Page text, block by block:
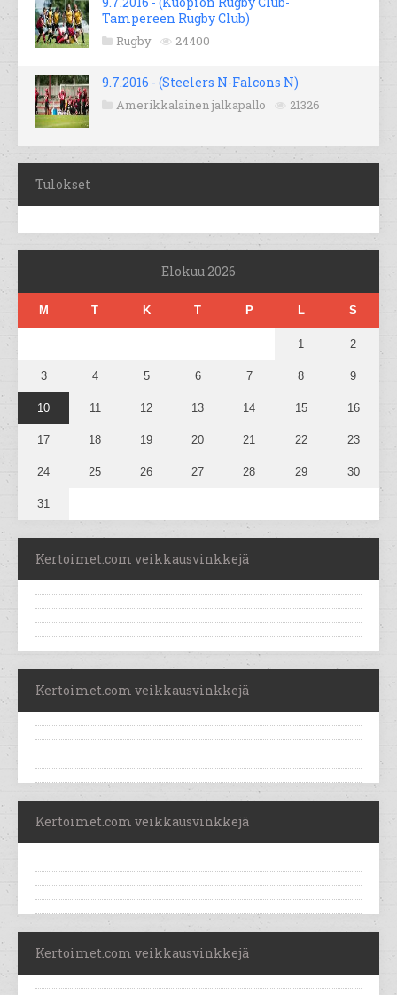
Tampereen Rugby Club)
Rugby 24400
9.7.2016 - (Steelers N-Falcons N)
Amerikkalainen jalkapallo 21326
Tulokset
Elokuu 2026
M T K T P L S
1 2
3 4 5 6 7 8 9
10 11 12 13 14 15 16
17 18 19 20 21 22 23
24 25 26 27 28 29 30
31
Kertoimet.com veikkausvinkkejä
Kertoimet.com veikkausvinkkejä
Kertoimet.com veikkausvinkkejä
Kertoimet.com veikkausvinkkejä